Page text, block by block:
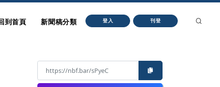
到首頁 新聞稿分類 登入 刊登